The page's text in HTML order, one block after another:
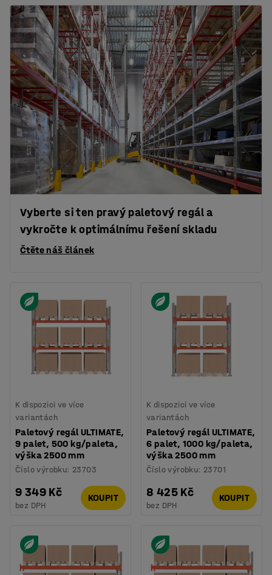
Vyberte si ten pravý paletový regál a
vykročte k optimálnímu řešení skladu
Čtěte náš článek
K dispozici ve více
variantách
Paletový regál ULTIMATE,
9 palet, 500 kg/paleta,
výška 2500 mm
Číslo výrobku: 23703
9 349 Kč
bez DPH
KOUPIT
K dispozici ve více
variantách
Paletový regál ULTIMATE,
6 palet, 1000 kg/paleta,
výška 2500 mm
Číslo výrobku: 23701
8 425 Kč
bez DPH
KOUPIT